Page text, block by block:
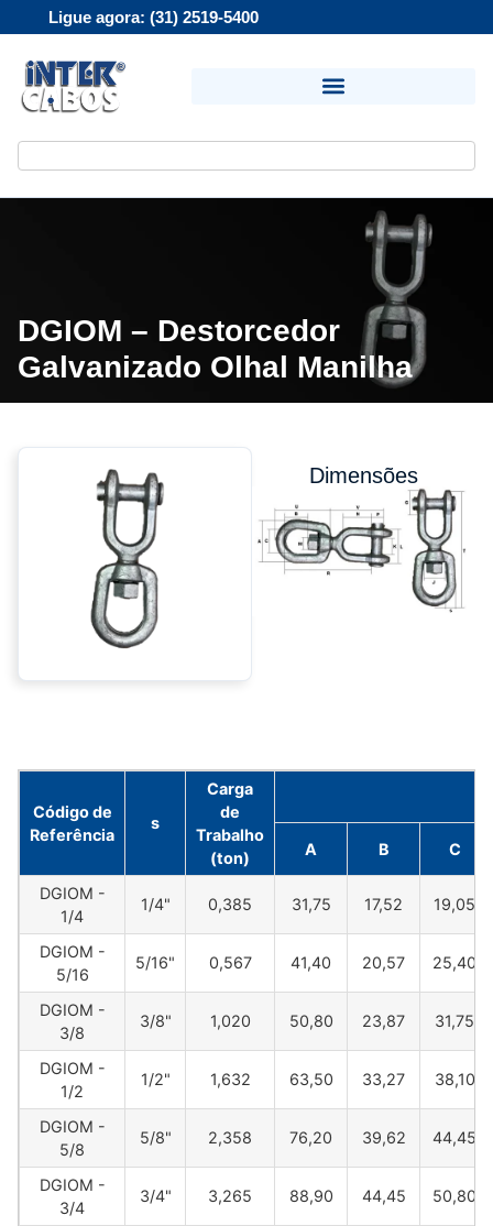
Ligue agora: (31) 2519-5400
DGIOM – Destorcedor
Galvanizado Olhal Manilha
Dimensões
Código de
Referência
s
Carga
de
Trabalho
(ton)
A B C
DGIOM -
1/4
1/4" 0,385 31,75 17,52 19,05
DGIOM -
5/16
5/16" 0,567 41,40 20,57 25,40
DGIOM -
3/8
3/8" 1,020 50,80 23,87 31,75
DGIOM -
1/2
1/2" 1,632 63,50 33,27 38,10
DGIOM -
5/8
5/8" 2,358 76,20 39,62 44,45
DGIOM -
3/4
3/4" 3,265 88,90 44,45 50,80